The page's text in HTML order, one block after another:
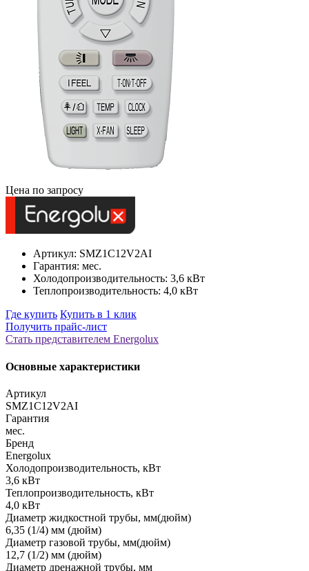
Цена по запросу
Артикул: SMZ1C12V2AI
Гарантия: мес.
Холодопроизводительность: 3,6 кВт
Теплопроизводительность: 4,0 кВт
Где купить Купить в 1 клик
Получить прайс-лист
Стать представителем Еnergolux
Основные характеристики
Артикул
SMZ1C12V2AI
Гарантия
мес.
Бренд
Energolux
Холодопроизводительность, кВт
3,6 кВт
Теплопроизводительность, кВт
4,0 кВт
Диаметр жидкостной трубы, мм(дюйм)
6,35 (1/4) мм (дюйм)
Диаметр газовой трубы, мм(дюйм)
12,7 (1/2) мм (дюйм)
Диаметр дренажной трубы, мм